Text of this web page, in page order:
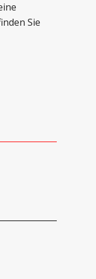
Sie